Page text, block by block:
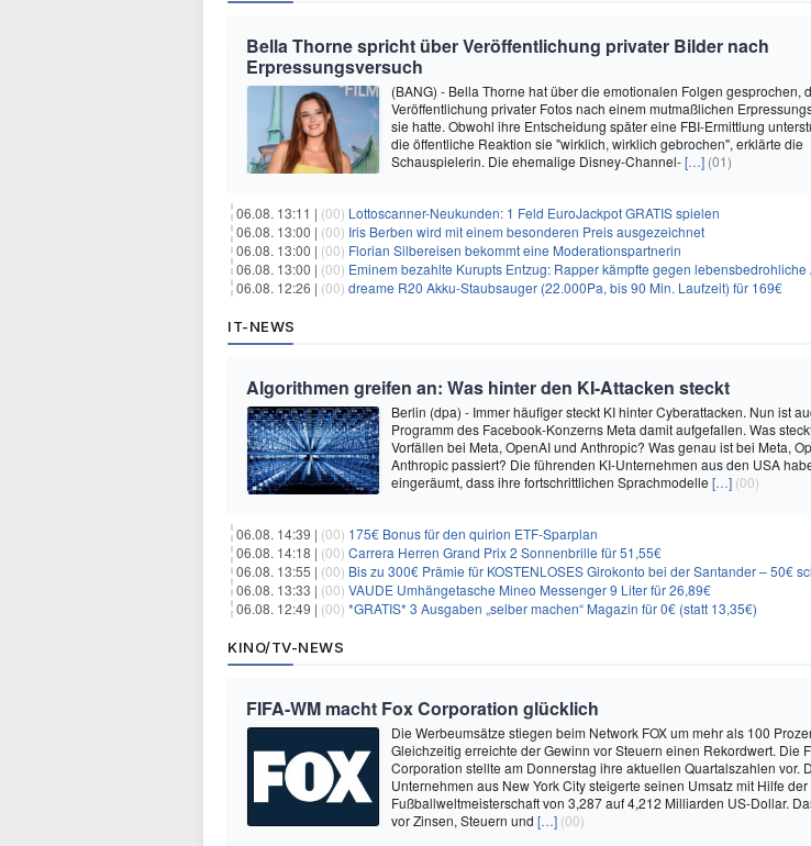
Bella Thorne spricht über Veröffentlichung privater Bilder nach
Erpressungsversuch
(BANG) - Bella Thorne hat über die emotionalen Folgen gesprochen,
Veröffentlichung privater Fotos nach einem mutmaßlichen
sie hatte. Obwohl ihre Entscheidung später eine FBI-Ermittlung
die öffentliche Reaktion sie "wirklich, wirklich gebrochen", erklärte die
Schauspielerin. Die ehemalige Disney-Channel-[…] (01)
06.08. 13:11 | (00) Lottoscanner-Neukunden: 1 Feld EuroJackpot GRATIS spielen
06.08. 13:00 | (00) Iris Berben wird mit einem besonderen Preis ausgezeichnet
06.08. 13:00 | (00) Florian Silbereisen bekommt eine Moderationspartnerin
06.08. 13:00 | (00) Eminem bezahlte Kurupts Entzug: Rapper kämpfte gegen
06.08. 12:26 | (00) dreame R20 Akku-Staubsauger (22.000Pa, bis 90 Min. Laufzeit) für 169€
IT-NEWS
Algorithmen greifen an: Was hinter den KI-Attacken steckt
Berlin (dpa) - Immer häufiger steckt KI hinter Cyberattacken. Nun ist
Programm des Facebook-Konzerns Meta damit aufgefallen. Was
Vorfällen bei Meta, OpenAI und Anthropic? Was genau ist bei Meta,
Anthropic passiert? Die führenden KI-Unternehmen aus den USA
eingeräumt, dass ihre fortschrittlichen Sprachmodelle […] (00)
06.08. 14:39 | (00) 175€ Bonus für den quirion ETF-Sparplan
06.08. 14:18 | (00) Carrera Herren Grand Prix 2 Sonnenbrille für 51,55€
06.08. 13:55 | (00) Bis zu 300€ Prämie für KOSTENLOSES Girokonto bei der Santander – 50€ schon
06.08. 13:33 | (00) VAUDE Umhängetasche Mineo Messenger 9 Liter für 26,89€
06.08. 12:49 | (00) *GRATIS* 3 Ausgaben „selber machen“ Magazin für 0€ (statt 13,35€)
KINO/TV-NEWS
FIFA-WM macht Fox Corporation glücklich
Die Werbeumsätze stiegen beim Network FOX um mehr als 100
Gleichzeitig erreichte der Gewinn vor Steuern einen Rekordwert. Die
Corporation stellte am Donnerstag ihre aktuellen Quartalszahlen vor.
Unternehmen aus New York City steigerte seinen Umsatz mit Hilfe der
Fußballweltmeisterschaft von 3,287 auf 4,212 Milliarden US-Dollar.
vor Zinsen, Steuern und […] (00)